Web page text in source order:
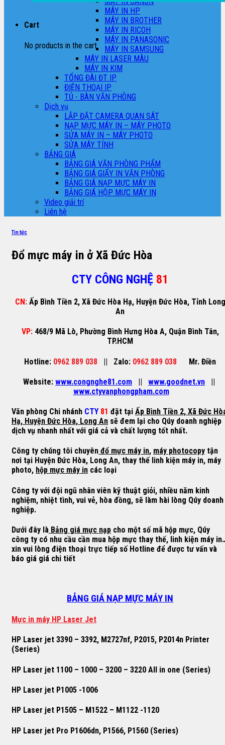
Cart
No products in the cart.
MÁY IN HP
MÁY IN BROTHER
MÁY IN RICOH
MÁY IN PANASONIC
MÁY IN SAMSUNG
MÁY IN LASER MÀU
MÁY IN KIM
TỔNG ĐÀI ĐT IP
ĐIỆN THOẠI IP
TỦ - BÀN VĂN PHÒNG
Dịch vụ
LẮP ĐẶT CAMERA QUAN SÁT
NẠP MỰC MÁY IN – MÁY PHOTO
SỬA MÁY IN – MÁY PHOTO
SỬA MÁY TÍNH
BẢNG GIÁ
BẢNG GIÁ VĂN PHÒNG PHẨM
BẢNG GIÁ GIẤY IN VĂN PHÒNG
BẢNG GIÁ NẠP MỰC MÁY IN
BẢNG GIÁ HỘP MỰC MÁY IN
Video giải trí
Liên hệ
Tin tức
Đổ mực máy in ở Xã Đức Hòa
CTY CÔNG NGHỆ 81
CN:Ấp Bình Tiền 2, Xã Đức Hòa Hạ, Huyện Đức Hòa, Tỉnh Long
An
VP:468/9 Mã Lò, Phường Bình Hưng Hòa A, Quận Bình Tân,
TP.HCM
Hotline: 0962 889 038 || Zalo: 0962 889 038 Mr. Điền
Website: www.congnghe81.com || www.goodnet.vn ||
www.ctyvanphongpham.com
Văn phòng Chi nhánh CTY 81 đặt tại Ấp Bình Tiền 2, Xã Đức
Hạ, Huyện Đức Hòa, Long An sẽ đem lại cho Qúy doanh nghiệp
dịch vụ nhanh nhất với giá cả và chất lượng tốt nhất.
Công ty chúng tôi chuyên đổ mực máy in, máy photocopy tận
nơi tại Huyện Đức Hòa, Long An, thay thế linh kiện máy in, máy
photo, hộp mực máy in các loại
Công ty với đội ngũ nhân viên kỹ thuật giỏi, nhiều năm kinh
nghiệm, nhiệt tình, vui vẻ, hòa đồng, sẽ làm hài lòng Qúy doanh
nghiệp.
Dưới đây là Bảng giá mực nạp cho một số mã hộp mực, Qúy
công ty có nhu cầu cần mua hộp mực thay thế, linh kiện máy
xin vui lòng điện thoại trực tiếp số Hotline để được tư vấn và
báo giá giá chi tiết
BẢNG GIÁ NẠP MỰC MÁY IN
Mực in máy HP Laser Jet
HP Laser jet 3390 – 3392, M2727nf, P2015, P2014n Printer
(Series)
HP Laser jet 1100 – 1000 – 3200 – 3220 All in one (Series)
HP Laser jet P1005 -1006
HP Laser jet P1505 – M1522 – M1122 -1120
HP Laser jet Pro P1606dn, P1566, P1560 (Series)